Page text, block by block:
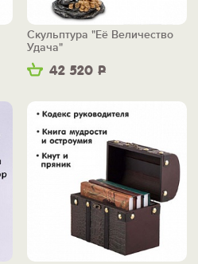
42 520 Р
Скульптура "Её Величество
Удача"